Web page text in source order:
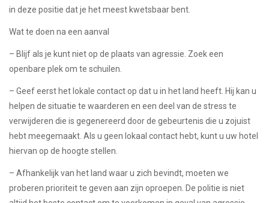
in deze positie dat je het meest kwetsbaar bent.
Wat te doen na een aanval
– Blijf als je kunt niet op de plaats van agressie. Zoek een
openbare plek om te schuilen.
– Geef eerst het lokale contact op dat u in het land heeft. Hij kan u
helpen de situatie te waarderen en een deel van de stress te
verwijderen die is gegenereerd door de gebeurtenis die u zojuist
hebt meegemaakt. Als u geen lokaal contact hebt, kunt u uw hotel
hiervan op de hoogte stellen.
– Afhankelijk van het land waar u zich bevindt, moeten we
proberen prioriteit te geven aan zijn oproepen. De politie is niet